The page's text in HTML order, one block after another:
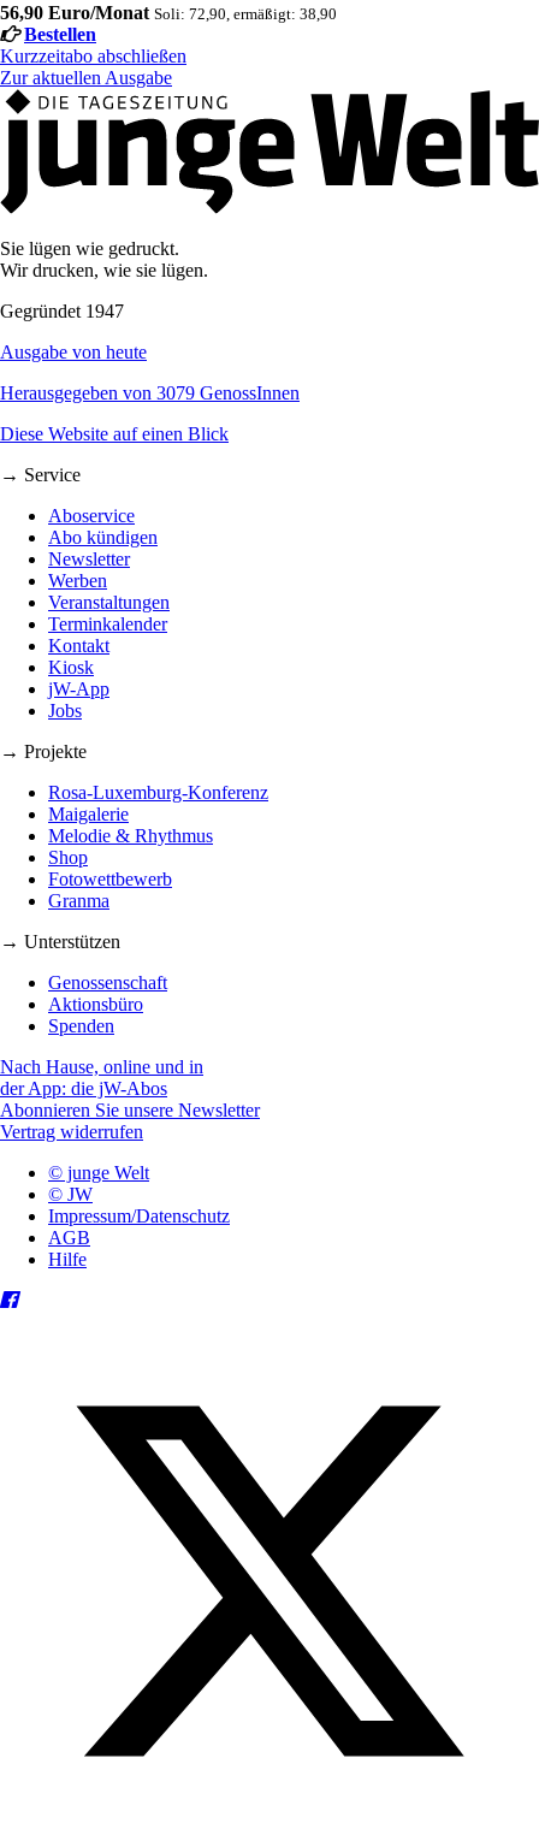
56,90 Euro/Monat Soli: 72,90, ermäßigt: 38,90
Bestellen
Kurzzeitabo abschließen
Zur aktuellen Ausgabe
Sie lügen wie gedruckt.
Wir drucken, wie sie lügen.
Gegründet 1947
Ausgabe von heute
Herausgegeben von 3079 GenossInnen
Diese Website auf einen Blick
→ Service
Aboservice
Abo kündigen
Newsletter
Werben
Veranstaltungen
Terminkalender
Kontakt
Kiosk
jW-App
Jobs
→ Projekte
Rosa-Luxemburg-Konferenz
Maigalerie
Melodie & Rhythmus
Shop
Fotowettbewerb
Granma
→ Unterstützen
Genossenschaft
Aktionsbüro
Spenden
Nach Hause, online und in
der App: die jW-Abos
Abonnieren Sie unsere Newsletter
Vertrag widerrufen
© junge Welt
© JW
Impressum/Datenschutz
AGB
Hilfe